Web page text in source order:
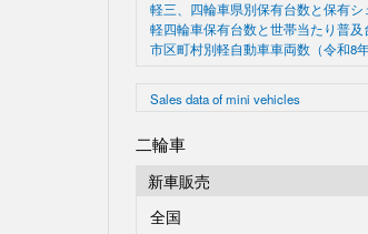
軽三、四輪車県別保有台数と保有シ
軽四輪車保有台数と世帯当たり普及
市区町村別軽自動車車両数（令和8
Sales data of mini vehicles
二輪車
新車販売
全国